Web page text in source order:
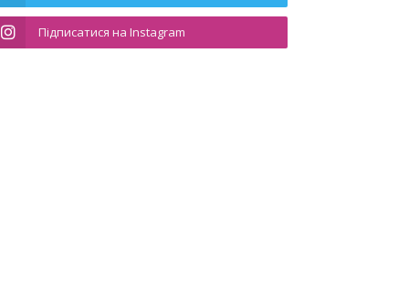
Підписатися на Instagram